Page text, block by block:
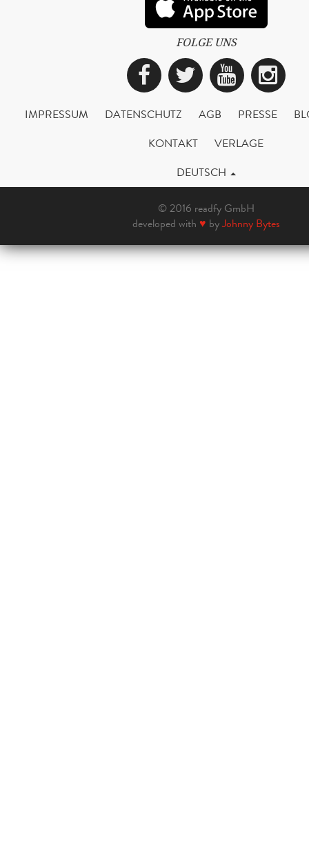
FOLGE UNS
Facebook
Twitter
IMPRESSUM DATENSCHUTZ AGB PRESSE
KONTAKT
VERLAGE
DEUTSCH
© 2016 readfy GmbH
developed with ♥ byJohnny Bytes